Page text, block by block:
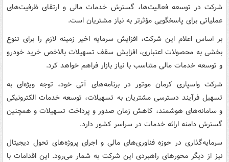
شرکت در توسعه فعالیت‌ها، گسترش خدمات مالی و ارتقای ظرفیت‌های
عملیاتی برای پاسخگویی مؤثرتر به نیاز مشتریان است.
بر اساس اعلام این شرکت، افزایش سرمایه اخیر زمینه لازم را برای تنوع
بخشی به محصولات اعتباری، افزایش سقف تسهیلات بالاخص خرید خودرو
و توسعه خدمات مالی متناسب با نیاز بازار فراهم خواهد کرد.
شرکت واسپاری کرمان موتور در برنامه‌های آتی خود، توجه ویژه‌ای به
تسهیل فرآیند دسترسی مشتریان به تسهیلات، توسعه خدمات الکترونیکی
و سامانه‌های هوشمند، کاهش زمان صدور و پرداخت تسهیلات و همچنین
گسترش دامنه ارائه خدمات در سراسر کشور دارد.
سرمایه‌گذاری در حوزه فناوری‌های مالی و اجرای پروژه‌های تحول دیجیتال
نیز از دیگر محورهای راهبردی این شرکت به شمار می‌رود. این اقدامات با